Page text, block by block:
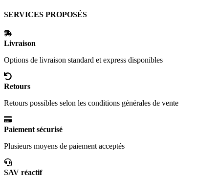
SERVICES PROPOSÉS
Livraison
Options de livraison standard et express disponibles
Retours
Retours possibles selon les conditions générales de vente
Paiement sécurisé
Plusieurs moyens de paiement acceptés
SAV réactif